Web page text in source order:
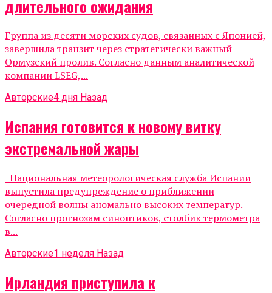
длительного ожидания
Группа из десяти морских судов, связанных с Японией,
завершила транзит через стратегически важный
Ормузский пролив. Согласно данным аналитической
компании LSEG,...
Авторские4 дня Назад
Испания готовится к новому витку
экстремальной жары
Национальная метеорологическая служба Испании
выпустила предупреждение о приближении
очередной волны аномально высоких температур.
Согласно прогнозам синоптиков, столбик термометра
в...
Авторские1 неделя Назад
Ирландия приступила к